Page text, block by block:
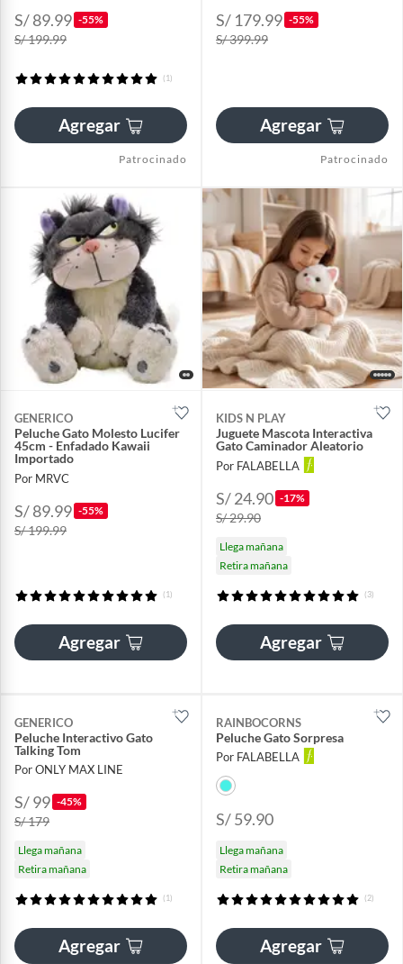
S/ 89.99 -55%
S/ 199.99
(1)
Agregar
Patrocinado
S/ 179.99 -55%
S/ 399.99
Agregar
Patrocinado
GENERICO
Peluche Gato Molesto Lucifer
45cm - Enfadado Kawaii
Importado
Por MRVC
S/ 89.99 -55%
S/ 199.99
(1)
Agregar
KIDS N PLAY
Juguete Mascota Interactiva
Gato Caminador Aleatorio
Por FALABELLA
S/ 24.90 -17%
S/ 29.90
Llega mañana
Retira mañana
(3)
Agregar
GENERICO
Peluche Interactivo Gato
Talking Tom
Por ONLY MAX LINE
S/ 99 -45%
S/ 179
Llega mañana
Retira mañana
(1)
Agregar
RAINBOCORNS
Peluche Gato Sorpresa
Por FALABELLA
S/ 59.90
Llega mañana
Retira mañana
(2)
Agregar